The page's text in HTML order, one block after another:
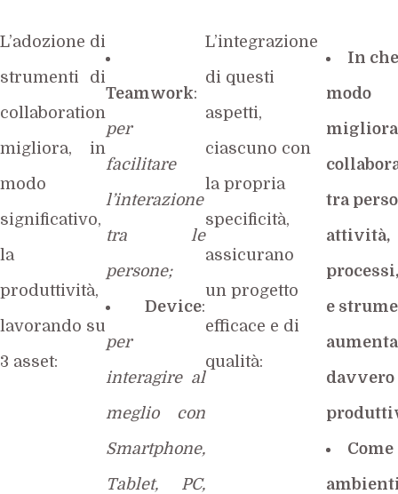
L’adozione di
strumenti di
collaboration
migliora, in
modo
significativo,
la
produttività,
lavorando su
3 asset:
Teamwork:
per
facilitare
l’interazione
tra le
persone;
Device:
per
interagire al
meglio con
Smartphone,
Tablet, PC,
L’integrazione
di questi
aspetti,
ciascuno con
la propria
specificità,
assicurano
un progetto
efficace e di
qualità:
In
modo
tra
attività,
e
aumenta
davvero